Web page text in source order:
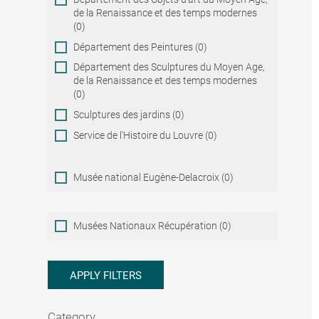
de la Renaissance et des temps modernes
(0)
Département des Peintures (0)
Département des Sculptures du Moyen Age,
de la Renaissance et des temps modernes
(0)
Sculptures des jardins (0)
Service de l'Histoire du Louvre (0)
Musée national Eugène-Delacroix (0)
Musées
Nationaux
Musées Nationaux Récupération (0)
APPLY FILTERS